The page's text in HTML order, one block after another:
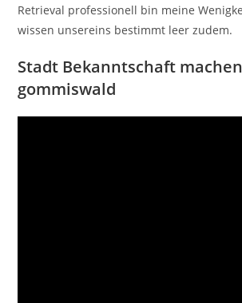
Retrieval professionell bin meine
wissen unsereins bestimmt leer zudem.
Stadt Bekanntschaft
gommiswald